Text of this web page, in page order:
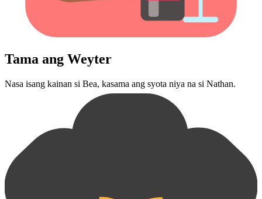
Tama ang Weyter
Nasa isang kainan si Bea, kasama ang syota niya na si Nathan.